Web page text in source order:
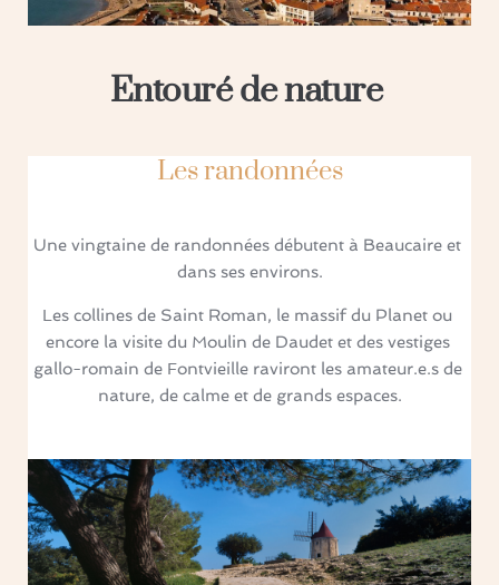
Entouré de nature
Les randonnées
Une vingtaine de randonnées débutent à Beaucaire et
dans ses environs.
Les collines de Saint Roman, le massif du Planet ou
encore la visite du Moulin de Daudet et des vestiges
gallo-romain de Fontvieille raviront les amateur.e.s de
nature, de calme et de grands espaces.